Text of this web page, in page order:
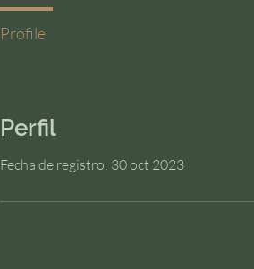
Perfil
Fecha de registro: 30 oct 2023
Profile